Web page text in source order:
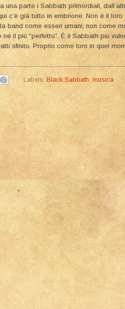
una parte i Sabbath primordiali,
c’è già tutto in embrione. Non è il loro
band come esseri umani, non come
il più “perfetto”. È il Sabbath più
sfinito. Proprio come loro in quel
Labels: Black Sabbath musica